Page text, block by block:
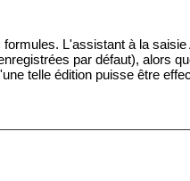
L'assistant à la
par défaut), alors
telle édition puisse être